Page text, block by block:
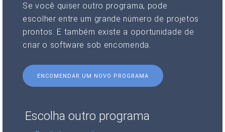
Se você quiser outro programa, pode
escolher entre um grande número de projetos
prontos. E também existe a oportunidade de
criar o software sob encomenda.
ENCOMENDAR UM NOVO PROGRAMA
Escolha outro programa